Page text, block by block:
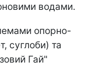
водами.
опорно-
суглоби) та
Гай"